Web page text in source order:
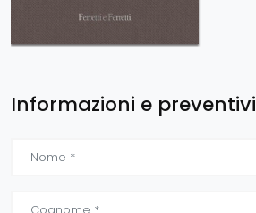
Informazioni e preventivi